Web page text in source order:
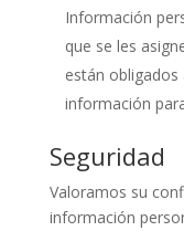
Información
que se les
están obligados
información
Seguridad
Valoramos su
información